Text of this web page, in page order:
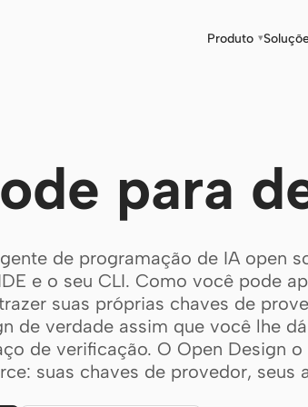
Produto ▾
para
de programação de IA open
e o seu CLI. Como você pode
suas próprias chaves de
de verdade assim que você lhe
de verificação. O Open Design
suas chaves de provedor, seus